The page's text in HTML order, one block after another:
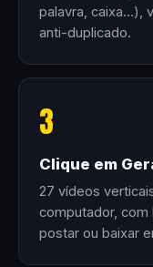
palavra, caixa…),
anti-duplicado.
3
Clique em
27 vídeos
computador, com
postar ou baixar